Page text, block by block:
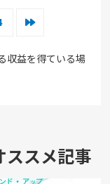
収益を得ている場
ススメ記事